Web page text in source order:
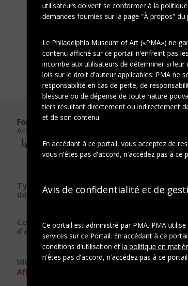
1 2
À propos de cet
Fonds ou collection:
Archives Marcel Duchamp
Série:
Photographies
Sous-série:
Type de
document
Tirages photographiques
Conditions
d'accès
Identifiant système:
Afficher en JSON-LD
utilisateurs doivent se conformer à la
demandes fournies sur la page "À propos" du
Le Philadelphia Museum of Art («PMA») ne
contenu affiché sur ce portail n'enfreint pas
incombe aux utilisateurs de déterminer si
lois sur le droit d'auteur applicables. PMA ne
responsabilité en cas de perte, de
blessure ou de dépense de toute nature
tiers résultant directement ou indirectement
et de son contenu.
En accédant à ce portail, vous acceptez de
vous n'êtes pas d'accord, n'accédez pas à ce
Avis de confidentialité et de
Ce portail est administré par PMA. PMA
services sur ce Portail. En accédant à ce
conditions d'utilisation et la politique en
n'êtes pas d'accord, n'accédez pas à ce portail.